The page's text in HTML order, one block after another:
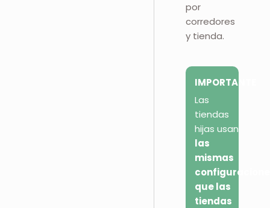
por
corredores
y tienda.
IMPORTANTE
Las
tiendas
hijas usan
las
mismas
que las
tiendas